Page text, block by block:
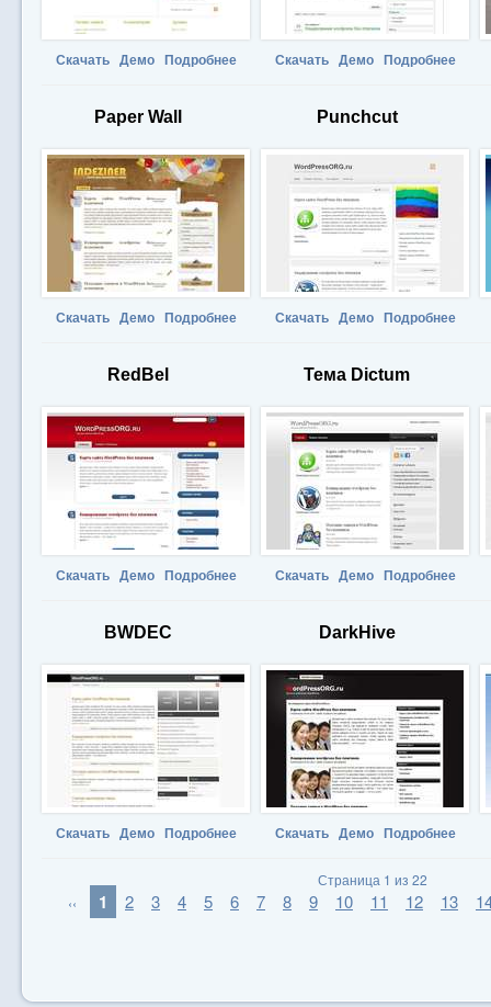
Скачать Демо Подробнее Скачать Демо Подробнее
Paper Wall
Скачать Демо Подробнее
Punchcut
Скачать Демо Подробнее
RedBel
Скачать Демо Подробнее
Тема Dictum
Скачать Демо Подробнее
BWDEC
Скачать Демо Подробнее
DarkHive
Скачать Демо Подробнее
Страница 1 из 22
‹‹
1 2 3 4 5 6 7 8 9 10 11 12 13